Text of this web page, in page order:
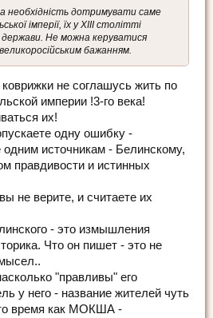
необхідність дотримувати саме
імперії, їх у XIII столітті
Не можна керуватися
бажанням.
коврижки не соглашусь жить по
империи !3-го века!
их!
одну ошибку -
одним источникам - Белинскому,
правдивости и истинных
не верите, и считаете их
- это измышления
Что он пишет - это не
"правливы" его
у него - название жителей чуть
время как МОКША -